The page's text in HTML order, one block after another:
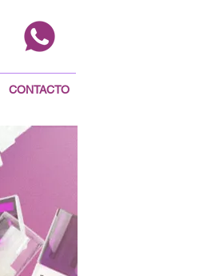
CONTACTO